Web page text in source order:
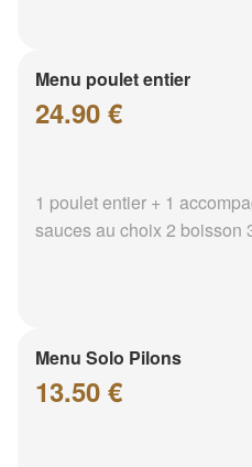
Menu poulet entier
24.90 €
1 poulet entier + 1
sauces au choix 2 boisson
Menu Solo Pilons
13.50 €